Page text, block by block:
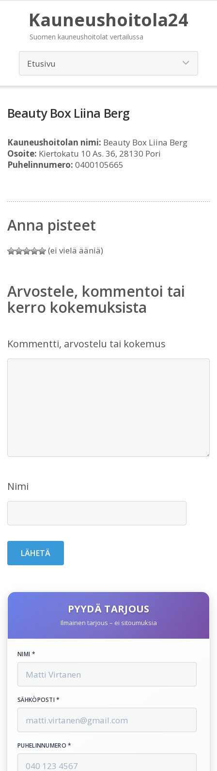
Kauneushoitola24
Suomen kauneushoitolat vertailussa
Beauty Box Liina Berg
Kauneushoitolan nimi: Beauty Box Liina Berg
Osoite: Kiertokatu 10 As. 36, 28130 Pori
Puhelinnumero: 0400105665
Anna pisteet
(ei vielä ääniä)
Arvostele, kommentoi tai
kerro kokemuksista
Kommentti, arvostelu tai kokemus
Nimi
PYYDÄ TARJOUS
Ilmainen tarjous – ei sitoumuksia
NIMI *
SÄHKÖPOSTI *
PUHELINNUMERO *